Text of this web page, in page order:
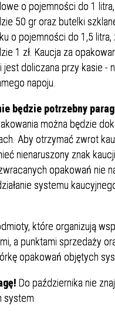
o pojemności do 1
50 gr oraz butelki
o pojemności do 1,5 litra,
1 zł. Kaucja za
jest doliczana przy kasie -
napoju.
będzie potrzebny
można będzie
Aby otrzymać zwrot
nienaruszony znak
opakowań nie
systemu
które organizują
a punktami sprzedaży
opakowań objętych
Do października nie
system